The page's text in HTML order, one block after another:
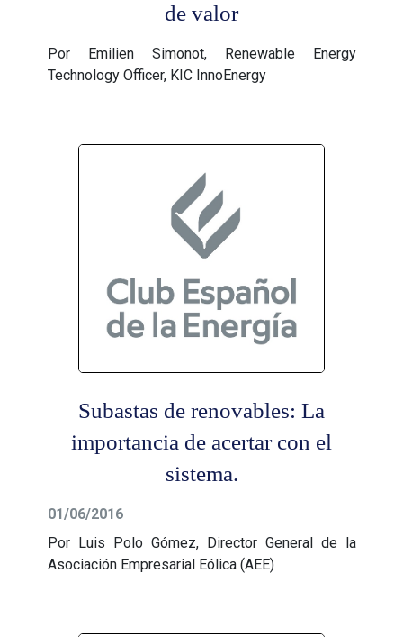
de valor
Por Emilien Simonot, Renewable Energy
Technology Officer, KIC InnoEnergy
Subastas de renovables: La
importancia de acertar con el
sistema.
01/06/2016
Por Luis Polo Gómez, Director General de la
Asociación Empresarial Eólica (AEE)